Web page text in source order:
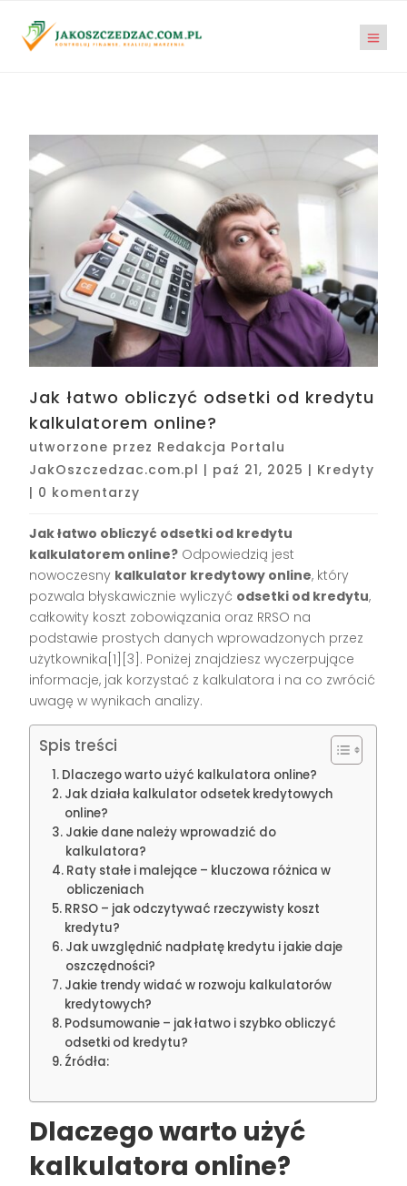
Jak łatwo obliczyć odsetki od kredytu
kalkulatorem online?
utworzone przez Redakcja Portalu
JakOszczedzac.com.pl | paź 21, 2025 | Kredyty
| 0 komentarzy
Jak łatwo obliczyć odsetki od kredytu
kalkulatorem online? Odpowiedzią jest
nowoczesny kalkulator kredytowy online, który
pozwala błyskawicznie wyliczyć odsetki od kredytu,
całkowity koszt zobowiązania oraz RRSO na
podstawie prostych danych wprowadzonych przez
użytkownika[1][3]. Poniżej znajdziesz wyczerpujące
informacje, jak korzystać z kalkulatora i na co zwrócić
uwagę w wynikach analizy.
Spis treści
Dlaczego warto użyć kalkulatora online?
Jak działa kalkulator odsetek kredytowych
online?
Jakie dane należy wprowadzić do
kalkulatora?
Raty stałe i malejące – kluczowa różnica w
obliczeniach
RRSO – jak odczytywać rzeczywisty koszt
kredytu?
Jak uwzględnić nadpłatę kredytu i jakie daje
oszczędności?
Jakie trendy widać w rozwoju kalkulatorów
kredytowych?
Podsumowanie – jak łatwo i szybko obliczyć
odsetki od kredytu?
Źródła:
Dlaczego warto użyć
kalkulatora online?